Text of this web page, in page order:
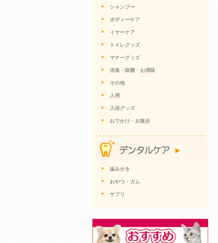
シャンプー
ボディーケア
イヤーケア
トイレグッズ
マナーグッズ
消臭・除菌・お掃除
その他
人用
入浴グッズ
おでかけ・お散歩
歯みがき
おやつ・ガム
サプリ